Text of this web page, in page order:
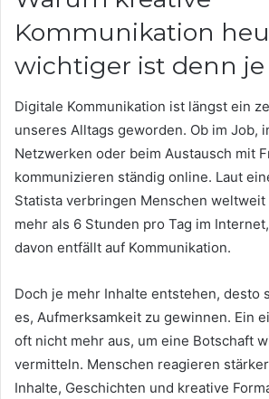
Kommunikation
wichtiger ist denn je
Digitale Kommunikation ist längst ein
unseres Alltags geworden. Ob im Job,
Netzwerken oder beim Austausch mit
kommunizieren ständig online. Laut
Statista verbringen Menschen
mehr als 6 Stunden pro Tag im
davon entfällt auf Kommunikation.
Doch je mehr Inhalte entstehen, desto
es, Aufmerksamkeit zu gewinnen. Ein
oft nicht mehr aus, um eine Botschaft
vermitteln. Menschen reagieren
Inhalte, Geschichten und kreative